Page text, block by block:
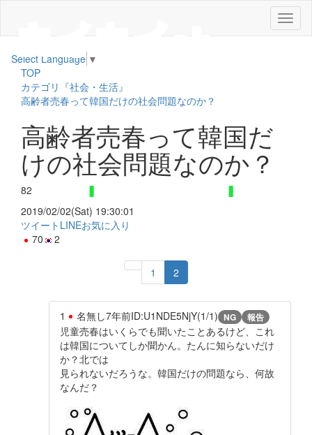
メ
ニ
Select Language ▼
TOP
カテゴリ『社会・生活』
高齢者売春って韓国だけの社会問題なのか？
高齢者売春って韓国だ
けの社会問題なのか？
82
2019/02/02(Sat) 19:30:01
ツイート LINEお気に入り
70
2
1 2
1 名無し7年前ID:U1NDE5NjY(1/1) NG 報告
児童売春はいくらでも聞いたことあるけど、これ
は韓国についてしか聞かん。たんに知らないだけ
か？北では
見られないだろうな。韓国だけの問題なら、何故
なんだ？